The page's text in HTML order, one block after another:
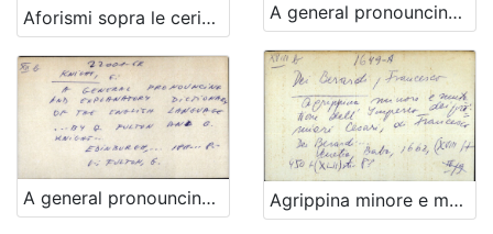
Aforismi sopra le cerimonie sacre usate dalla Santa Chiesa … di Giorgio Polacco ... A general pronouncing and explanatory dictionary of the English language ... by G. Fulton and G. Knight
A general pronouncing and explanatory dictionary of the english language ... by G. Fulton and G. Knight - UPUTNICA Agrippina minore e mutatione dell'imperio de' primieri Cesari, di Francesco dei Berardi ...